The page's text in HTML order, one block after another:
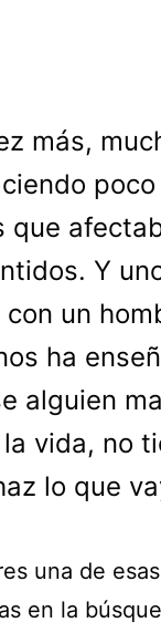
más,
que
Y
un
ha
alguien
vida, no
lo que
una de
en la